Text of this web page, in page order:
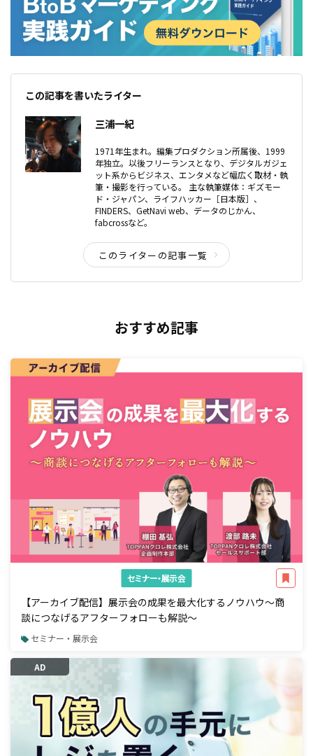
この記事を書いたライター
三浦一紀
1971年生まれ。編集プロダクション所属後、1999
年独立。以後フリーランスとなり、デジタルガジェ
ット系からビジネス、エンタメなど幅広く取材・執
筆・撮影を行っている。 主な執筆媒体：ギズモー
ド・ジャパン、ライフハッカー［日本版］、
FINDERS、GetNavi web、データのじかん、
fabcrossなど。
このライターの記事一覧
おすすめ記事
セミナー・展示会
【アーカイブ配信】展示会の成果を最大化するノウハウ～商
談につなげるアフターフォローも解説～
セミナー・展示会
AD